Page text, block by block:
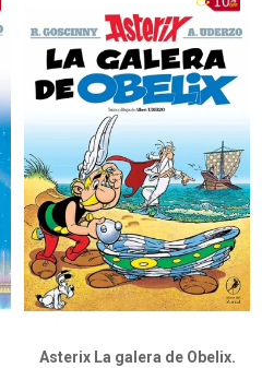
Asterix La galera de Obelix.